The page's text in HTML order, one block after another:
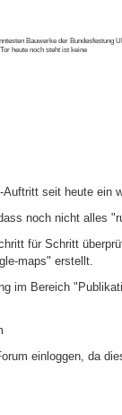
Bauwerke der
heute noch steht ist keine
seit heute ein
noch nicht alles
für Schritt
maps" erstellt.
im Bereich
einloggen, da